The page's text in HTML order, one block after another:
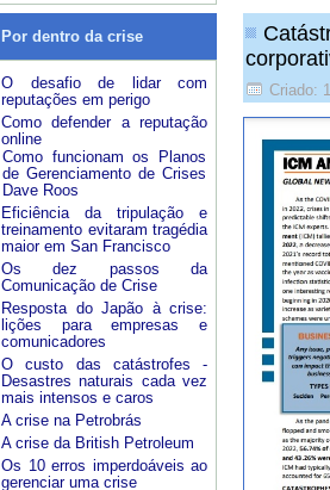
Por dentro da crise
O desafio de lidar com
reputações em perigo
Como defender a reputação
online
Como funcionam os Planos
de Gerenciamento de Crises
Dave Roos
Eficiência da tripulação e
treinamento evitaram tragédia
maior em San Francisco
Os dez passos da
Comunicação de Crise
Resposta do Japão à crise:
lições para empresas e
comunicadores
O custo das catástrofes -
Desastres naturais cada vez
mais intensos e caros
A crise na Petrobrás
A crise da British Petroleum
Os 10 erros imperdoáveis ao
gerenciar uma crise
Criado: